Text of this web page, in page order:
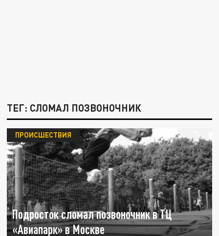
ТЕГ: СЛОМАЛ ПОЗВОНОЧНИК
Подросток сломал позвоночник в ТЦ
«Авиапарк» в Москве
ПРОИСШЕСТВИЯ